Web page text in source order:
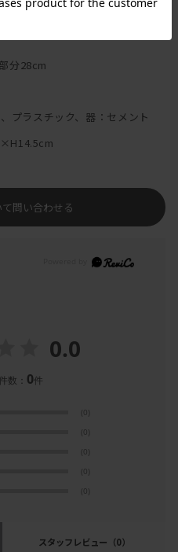
問い合わせる
になりますので、水洗いはおす
分28cm
プラスチック、器：セメント
0.0
数： 0件
(0)
(0)
(0)
(0)
(0)
スタッフレビュー （0）